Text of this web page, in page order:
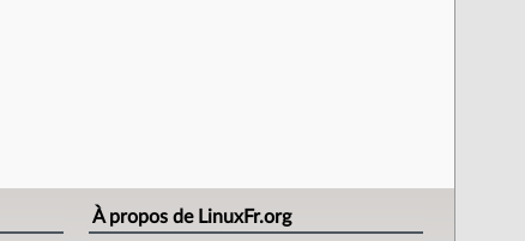
À propos de LinuxFr.org